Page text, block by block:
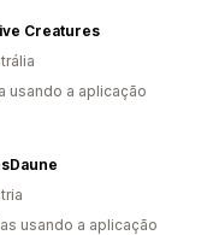
Creatures
usando a aplicação
usando a aplicação